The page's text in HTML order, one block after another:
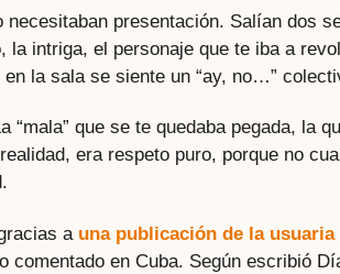
presentación. Salían dos
intriga, el personaje que te iba a
la sala se siente un “ay, no…”
que se te quedaba pegada, la
era respeto puro, porque no
a una publicación de la
comentado en Cuba. Según escribió